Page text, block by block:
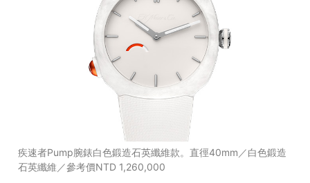
疾速者Pump腕錶白色鍛造石英纖維款。直徑40mm／白色鍛造
石英纖維／參考價NTD 1,260,000